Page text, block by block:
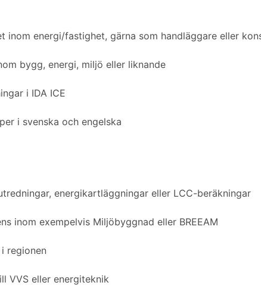
inom energi/fastighet, gärna som handläggare eller
bygg, energi, miljö eller liknande
i IDA ICE
i svenska och engelska
energikartläggningar eller LCC-beräkningar
inom exempelvis Miljöbyggnad eller BREEAM
regionen
VVS eller energiteknik